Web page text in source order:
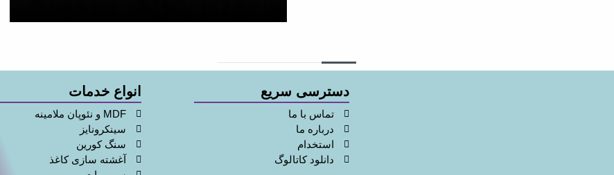
دسترسی سریع
تماس با ما
درباره ما
استخدام
دانلود کاتالوگ
انواع خدمات
MDF و نئوپان ملامینه
سینکرونایز
سنگ کورین
آغشته سازی کاغذ